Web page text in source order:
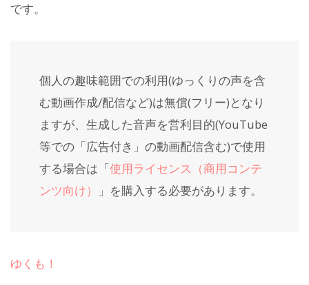
です。
個人の趣味範囲での利用(ゆっくりの声を含
む動画作成/配信など)は無償(フリー)となり
ますが、生成した音声を営利目的(YouTube
等での「広告付き」の動画配信含む)で使用
する場合は「使用ライセンス（商用コンテ
ンツ向け）
」を購入する必要があります。
ゆくも！